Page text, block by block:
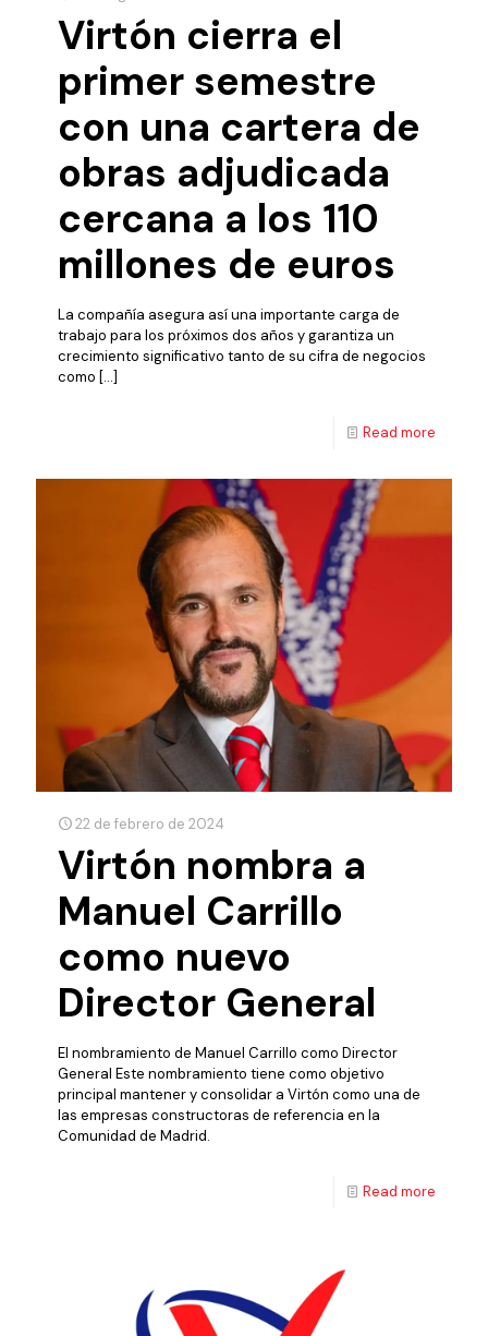
Virtón cierra el
primer semestre
con una cartera de
obras adjudicada
cercana a los 110
millones de euros
La compañía asegura así una importante carga de
trabajo para los próximos dos años y garantiza un
crecimiento significativo tanto de su cifra de negocios
como […]
Read more
22 de febrero de 2024
Virtón nombra a
Manuel Carrillo
como nuevo
Director General
El nombramiento de Manuel Carrillo como Director
General Este nombramiento tiene como objetivo
principal mantener y consolidar a Virtón como una de
las empresas constructoras de referencia en la
Comunidad de Madrid.
Read more